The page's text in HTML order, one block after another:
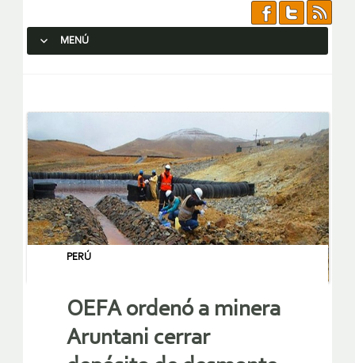
MENÚ
PERÚ
OEFA ordenó a minera
Aruntani cerrar